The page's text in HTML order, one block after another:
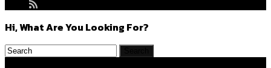
Hi, What Are You Looking For?